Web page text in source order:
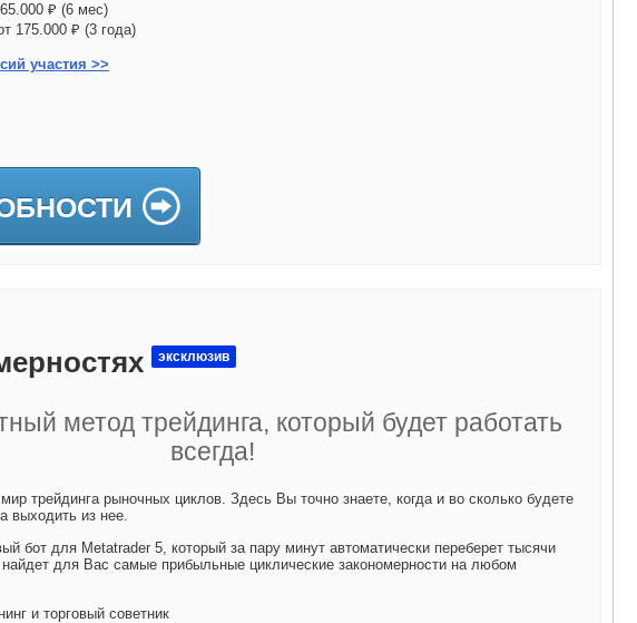
₽ (6 мес)
175.000 ₽ (3 года)
участия >>
эксклюзив
метод трейдинга, который будет работать
всегда!
трейдинга рыночных циклов. Здесь Вы точно знаете, когда и во сколько будете
выходить из нее.
бот для Metatrader 5, который за пару минут автоматически переберет тысячи
для Вас самые прибыльные циклические закономерности на любом
и торговый советник